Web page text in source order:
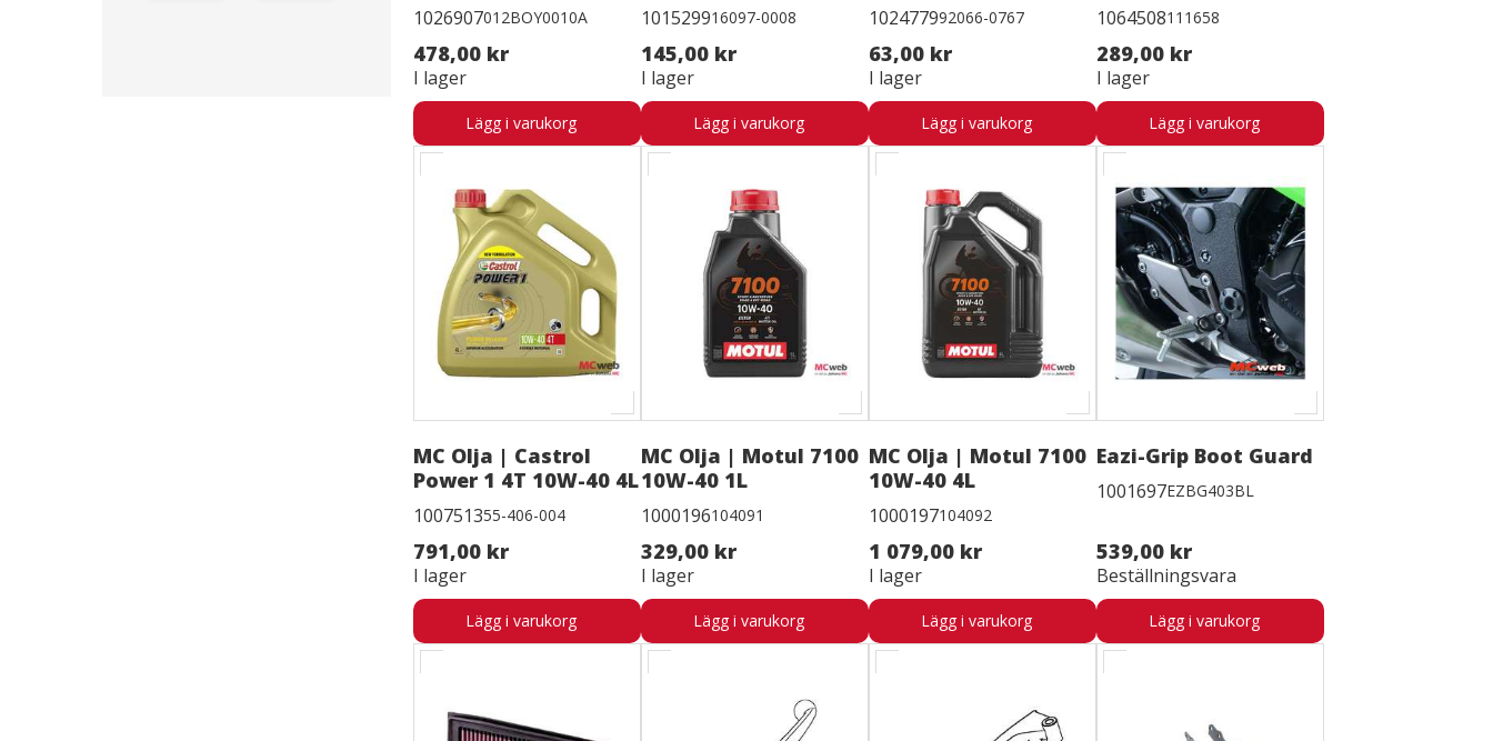
1026907012BOY0010A
478,00 kr
I lager
Lägg i varukorg
101529916097-0008
145,00 kr
I lager
Lägg i varukorg
102477992066-0767
63,00 kr
I lager
Lägg i varukorg
1064508111658
289,00 kr
I lager
Lägg i varukorg
MC Olja | Castrol
Power 1 4T 10W-40 4L
100751355-406-004
791,00 kr
I lager
Lägg i varukorg
MC Olja | Motul 7100
10W-40 1L
1000196104091
329,00 kr
I lager
Lägg i varukorg
MC Olja | Motul 7100
10W-40 4L
1000197104092
1 079,00 kr
I lager
Lägg i varukorg
Eazi-Grip Boot Guard
1001697EZBG403BL
539,00 kr
Beställningsvara
Lägg i varukorg